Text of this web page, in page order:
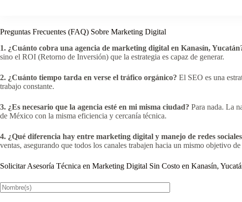
Preguntas Frecuentes (FAQ) Sobre Marketing Digital
1. ¿Cuánto cobra una agencia de marketing digital en Kanasín,
sino el ROI (Retorno de Inversión) que la estrategia es capaz de generar.
2. ¿Cuánto tiempo tarda en verse el tráfico orgánico? El SEO es una
trabajo constante.
3. ¿Es necesario que la agencia esté en mi misma ciudad? Para nada. La
de México con la misma eficiencia y cercanía técnica.
4. ¿Qué diferencia hay entre marketing digital y manejo de redes
ventas, asegurando que todos los canales trabajen hacia un mismo objetivo
Solicitar Asesoría Técnica en Marketing Digital Sin Costo en Kanasín,